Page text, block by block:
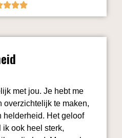
met jou. Je hebt me
overzichtelijk te maken,
helderheid. Het geloof
ook heel sterk,